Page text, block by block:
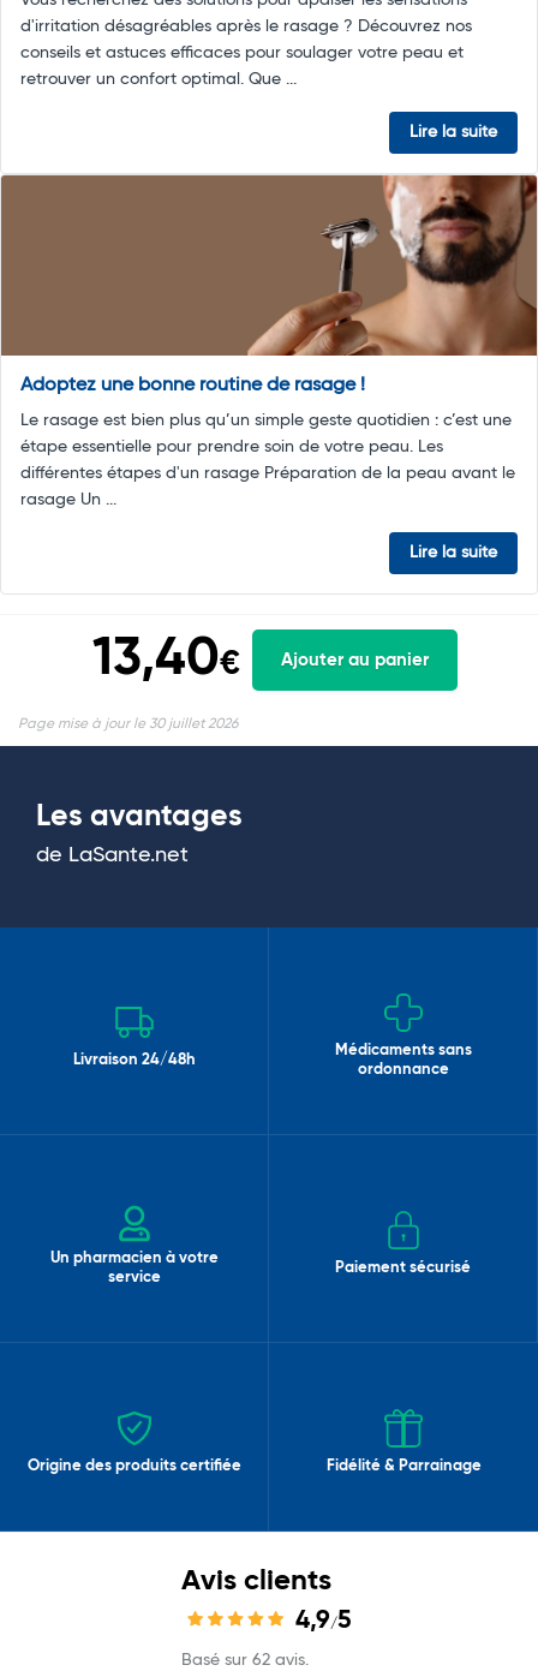
d'irritation désagréables après le rasage ? Découvrez nos
conseils et astuces efficaces pour soulager votre peau et
retrouver un confort optimal. Que ...
Lire la suite
Adoptez une bonne routine de rasage !
Le rasage est bien plus qu’un simple geste quotidien : c’est une
étape essentielle pour prendre soin de votre peau. Les
différentes étapes d'un rasage Préparation de la peau avant le
rasage Un ...
Lire la suite
13,40€ Ajouter au panier
Page mise à jour le 30 juillet 2026
Les avantages
de LaSante.net
Livraison 24/48h
Médicaments sans
ordonnance
Un pharmacien à votre
service
Paiement sécurisé
Origine des produits certifiée Fidélité & Parrainage
Avis clients
4,9/5
Basé sur 62 avis.